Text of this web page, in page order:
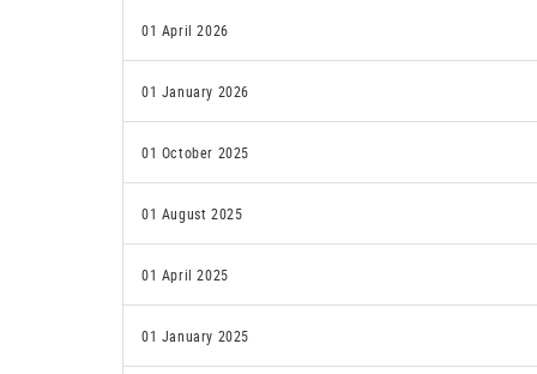
01 April 2026
01 January 2026
01 October 2025
01 August 2025
01 April 2025
01 January 2025